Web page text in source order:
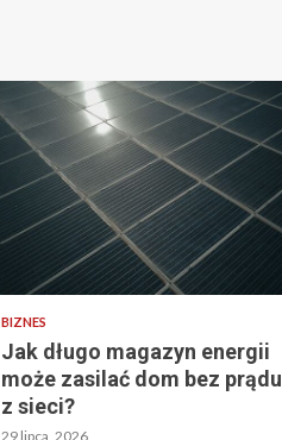
BIZNES
Jak długo magazyn energii
może zasilać dom bez prądu
z sieci?
29 lipca, 2026